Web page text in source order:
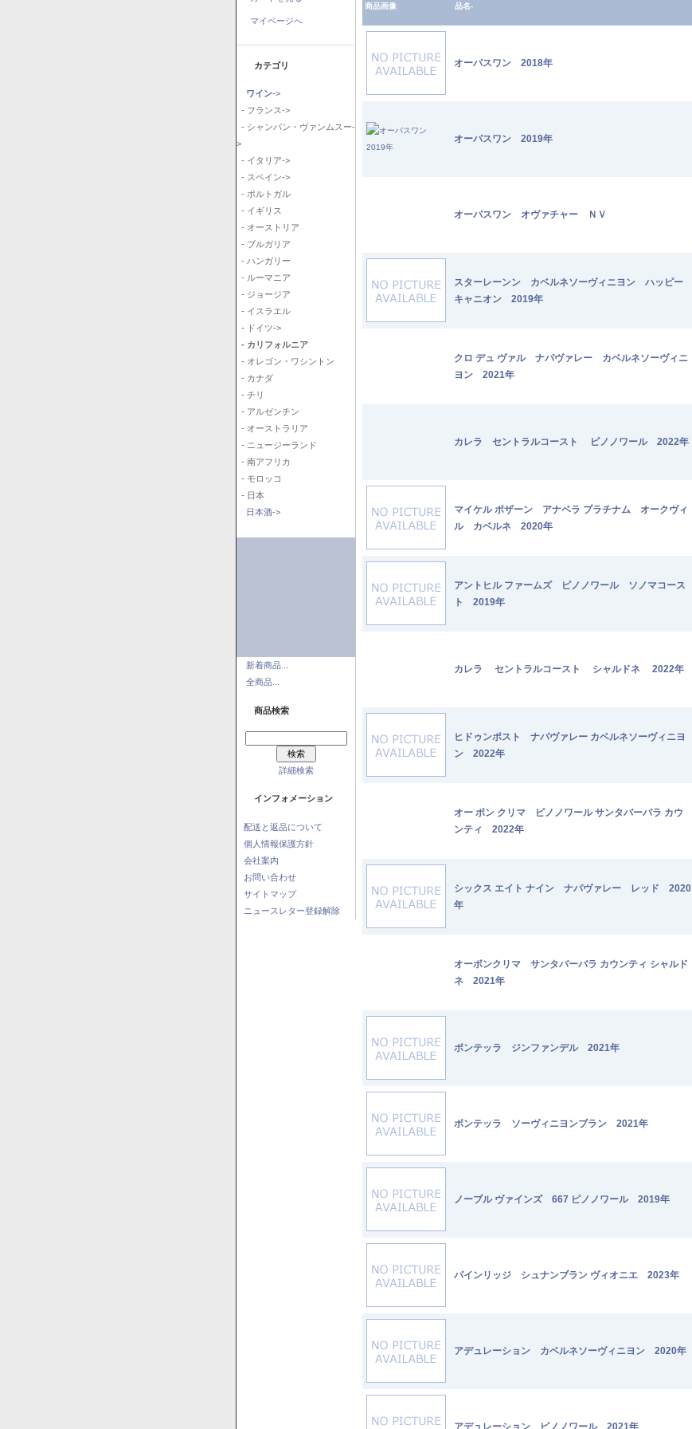
マイページへ
カテゴリ
ワイン->
- フランス->
- シャンパン・ヴァンムスー-
>
- イタリア->
- スペイン->
- ポルトガル
- イギリス
- オーストリア
- ブルガリア
- ハンガリー
- ルーマニア
- ジョージア
- イスラエル
- ドイツ->
- カリフォルニア
- オレゴン・ワシントン
- カナダ
- チリ
- アルゼンチン
- オーストラリア
- ニュージーランド
- 南アフリカ
- モロッコ
- 日本
日本酒->
新着商品...
全商品...
商品検索
詳細検索
インフォメーション
配送と返品について
個人情報保護方針
会社案内
お問い合わせ
サイトマップ
ニュースレター登録解除
商品画像 品名-
オーパスワン 2018年
オーパスワン 2019年
オーパスワン オヴァチャー ＮＶ
スターレーンン カベルネソーヴィニヨン ハッピー
キャニオン 2019年
クロ デュ ヴァル ナパヴァレー カベルネソーヴィニ
ヨン 2021年
カレラ セントラルコースト ピノノワール 2022年
マイケル ポザーン アナベラ プラチナム オークヴィ
ル カベルネ 2020年
アントヒル ファームズ ピノノワール ソノマコース
ト 2019年
カレラ セントラルコースト シャルドネ 2022年
ヒドゥンポスト ナパヴァレー カベルネソーヴィニヨ
ン 2022年
オー ボン クリマ ピノノワール サンタバーバラ カウ
ンティ 2022年
シックス エイト ナイン ナパヴァレー レッド 2020
年
オーボンクリマ サンタバーバラ カウンティ シャルド
ネ 2021年
ボンテッラ ジンファンデル 2021年
ボンテッラ ソーヴィニヨンブラン 2021年
ノーブル ヴァインズ 667 ピノノワール 2019年
パインリッジ シュナンブラン ヴィオニエ 2023年
アデュレーション カベルネソーヴィニヨン 2020年
アデュレーション ピノノワール 2021年